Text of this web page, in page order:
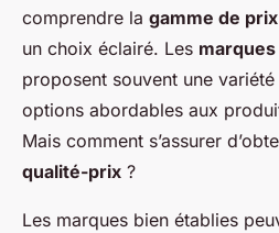
comprendre la gamme de prix
un choix éclairé. Les
proposent souvent une
options abordables aux
Mais comment s’assurer
qualité-prix ?
Les marques bien établies